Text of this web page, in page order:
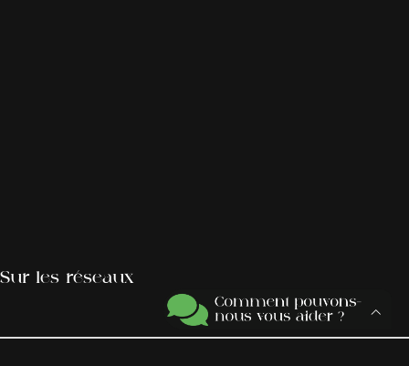
Sur les réseaux